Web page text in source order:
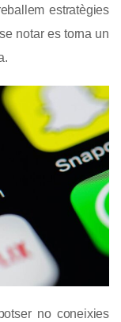
estratègies
notar es torna un
no coneixies